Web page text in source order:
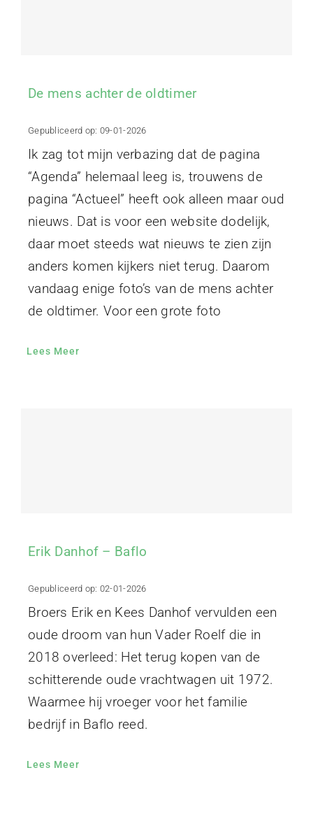
De mens achter de oldtimer
Gepubliceerd op: 09-01-2026
Ik zag tot mijn verbazing dat de pagina
“Agenda” helemaal leeg is, trouwens de
pagina “Actueel” heeft ook alleen maar oud
nieuws. Dat is voor een website dodelijk,
daar moet steeds wat nieuws te zien zijn
anders komen kijkers niet terug. Daarom
vandaag enige foto’s van de mens achter
de oldtimer. Voor een grote foto
Lees Meer
Erik Danhof – Baflo
Gepubliceerd op: 02-01-2026
Broers Erik en Kees Danhof vervulden een
oude droom van hun Vader Roelf die in
2018 overleed: Het terug kopen van de
schitterende oude vrachtwagen uit 1972.
Waarmee hij vroeger voor het familie
bedrijf in Baflo reed.
Lees Meer